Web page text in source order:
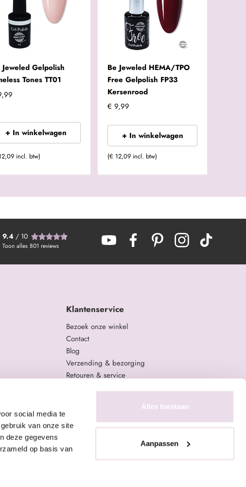
social media te
van onze site
deze gegevens
op basis van
Alles toestaan
Aanpassen
Jeweled Gelpolish
Tones TT01
+ In winkelwagen
incl. btw)
Be Jeweled HEMA/TPO
Free Gelpolish FP33
Kersenrood
€ 9,99
+ In winkelwagen
(€ 12,09 incl. btw)
9.4/ 10
Toon alles 801 reviews
Klantenservice
Bezoek onze winkel
Contact
Blog
Verzending & bezorging
Retouren & service